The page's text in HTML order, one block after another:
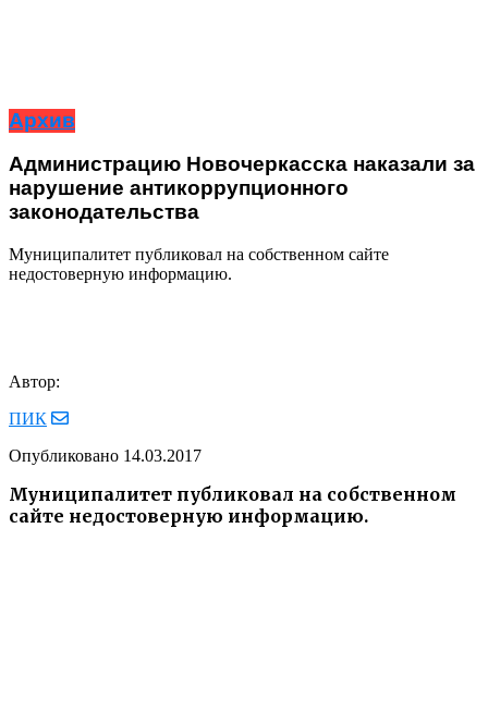
Архив
Администрацию Новочеркасска наказали за
нарушение антикоррупционного
законодательства
Муниципалитет публиковал на собственном сайте
недостоверную информацию.
Автор:
ПИК
Опубликовано 14.03.2017
Муниципалитет публиковал на собственном
сайте недостоверную информацию.